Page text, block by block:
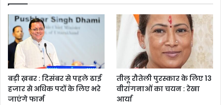
बड़ी ख़बर : दिसंबर से पहले ढाई
हजार से अधिक पदों के लिए भरे
जाएंगे फार्म
तीलू रौतेली पुरस्कार के लिए 13
वीरांगनाओं का चयन : रेखा
आर्या